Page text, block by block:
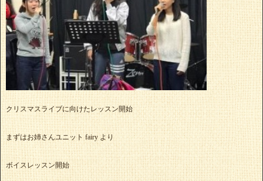
クリスマスライブに向けたレッスン開始
まずはお姉さんユニット fairy より
ボイスレッスン開始